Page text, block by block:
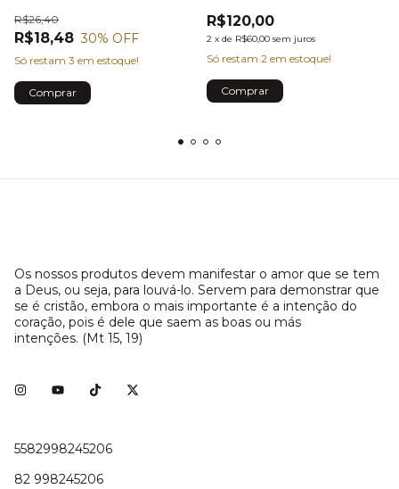
R$18,48
R$26,40
30% OFF
Só restam 3 em estoque!
Comprar
R$120,00
2 x de R$60,00 sem juros
Só restam 2 em estoque!
Comprar
Os nossos produtos devem manifestar o amor que se tem
a Deus, ou seja, para louvá-lo. Servem para demonstrar que
se é cristão, embora o mais importante é a intenção do
coração, pois é dele que saem as boas ou más
intenções. (Mt 15, 19)
5582998245206
82 998245206